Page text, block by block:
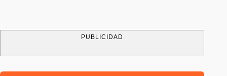
PUBLICIDAD